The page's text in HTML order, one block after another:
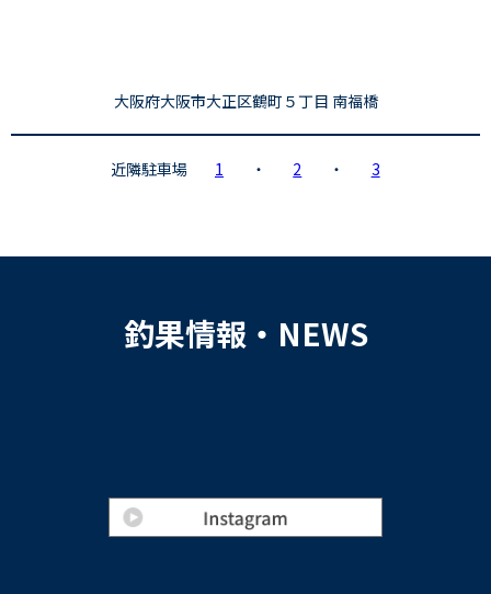
大阪府大阪市大正区鶴町５丁目 南福橋
近隣駐車場 1 ・ 2 ・ 3
釣果情報・NEWS